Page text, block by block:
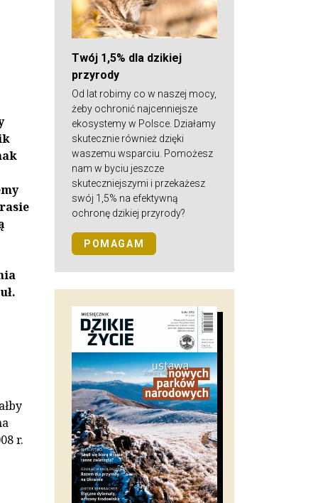
r.
Twój 1,5% dla dzikiej
przyrody
Od lat robimy co w naszej mocy,
żeby ochronić najcenniejsze
ekosystemy w Polsce. Działamy
skutecznie również dzięki
waszemu wsparciu. Pomożesz
nam w byciu jeszcze
skuteczniejszymi i przekażesz
swój 1,5% na efektywną
ochronę dzikiej przyrody?
POMAGAM